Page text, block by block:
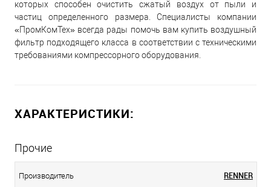
которых способен очистить сжатый воздух от пыли и
частиц определенного размера. Специалисты компании
«ПромКомТех» всегда рады помочь вам купить воздушный
фильтр подходящего класса в соответствии с техническими
требованиями компрессорного оборудования.
ХАРАКТЕРИСТИКИ:
Прочие
Производитель RENNER